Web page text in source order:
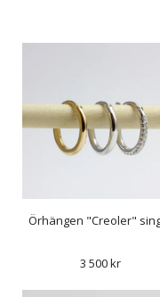
Örhängen "Creoler"
3 500 kr